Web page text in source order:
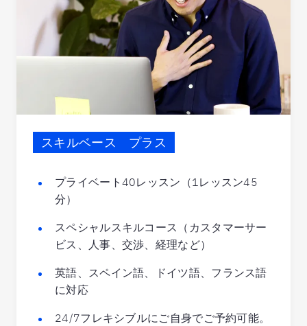
スキルベース プラス
プライベート40レッスン（1レッスン45
分）
スペシャルスキルコース（カスタマーサー
ビス、人事、交渉、経理など）
英語、スペイン語、ドイツ語、フランス語
に対応
24/7フレキシブルにご自身でご予約可能。